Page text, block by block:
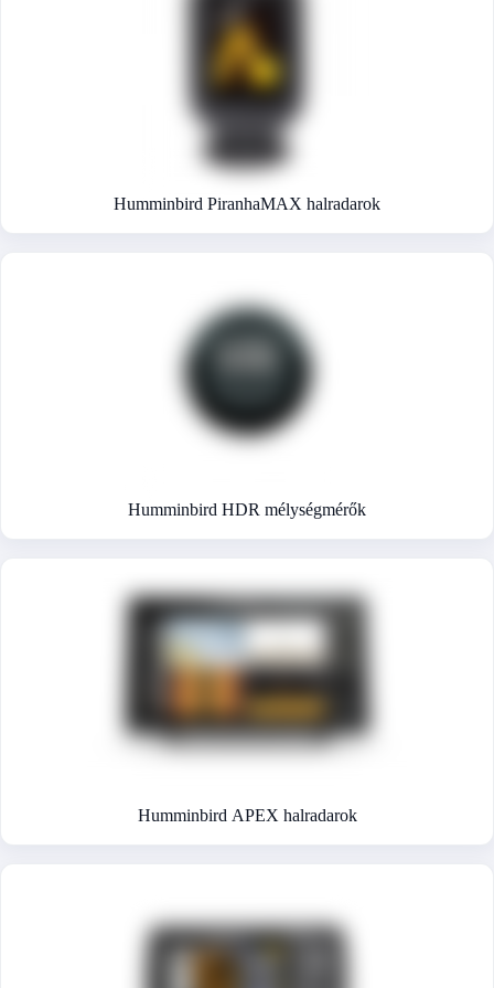
Humminbird PiranhaMAX halradarok
Humminbird HDR mélységmérők
Humminbird APEX halradarok